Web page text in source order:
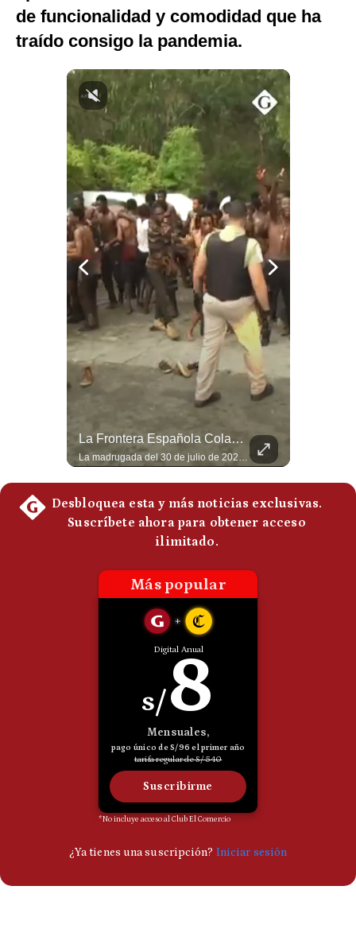
Notas Contratadas
Podcast
Fotogalerías
gestion.pe
Condiciones
Frecuentes
de funcionalidad y comodidad que ha
traído consigo la pandemia.
La Frontera Española Colapsa ¿Qué Está Pasando En Ceuta? | Gestión Mundo